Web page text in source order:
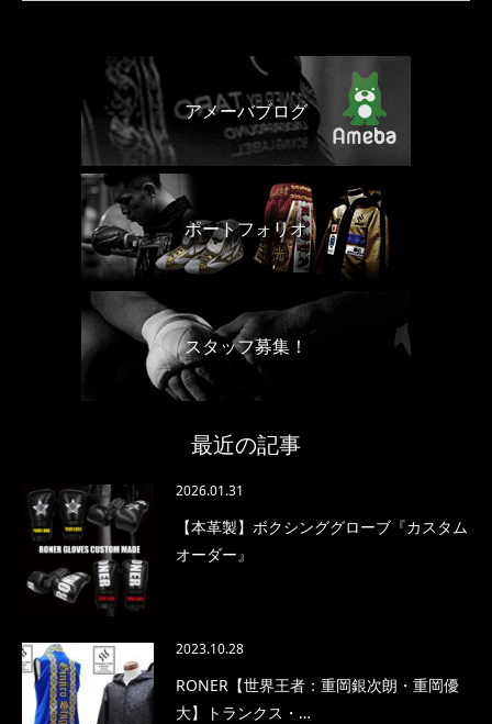
アメーバブログ
ポートフォリオ
スタッフ募集！
最近の記事
2026.01.31
【本革製】ボクシンググローブ『カスタム
オーダー』
2023.10.28
RONER【世界王者：重岡銀次朗・重岡優
大】トランクス・…